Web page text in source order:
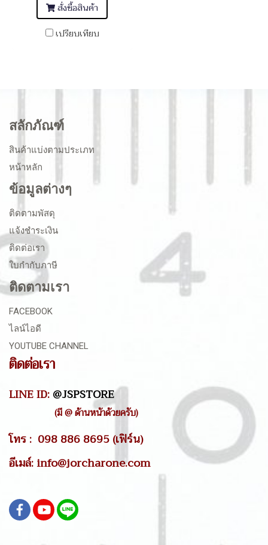
สั่งซื้อสินค้า
เปรียบเทียบ
สลักภัณฑ์
สินค้าแบ่งตามประเภท
หน้าหลัก
ข้อมูลต่างๆ
ติดตามพัสดุ
แจ้งชำระเงิน
ติดต่อเรา
ใบกำกับภาษี
ติดตามเรา
FACEBOOK
ไลน์ไอดี
YOUTUBE CHANNEL
ติดต่อเรา
LINE ID:@JSPSTORE
(มี @ ด้านหน้าด้วยครับ)
โทร : 098 886 8695 (เฟิร์น)
อีเมล์: info@jorcharone.com